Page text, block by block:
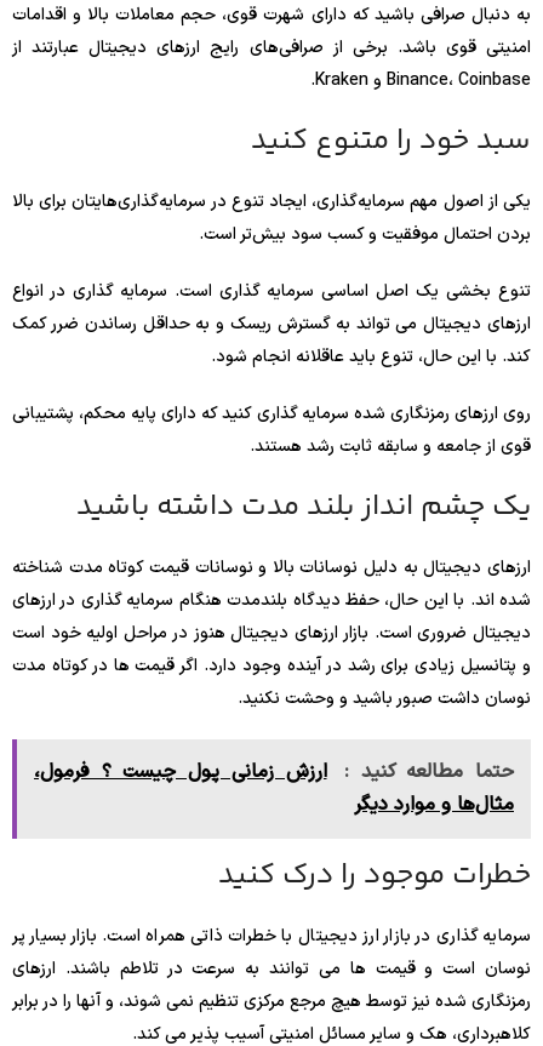
به دنبال صرافی باشید که دارای شهرت قوی، حجم معاملات بالا و اقدامات
امنیتی قوی باشد. برخی از صرافی‌های رایج ارزهای دیجیتال عبارتند از
Binance، Coinbase و Kraken.
سبد خود را متنوع کنید
یکی از اصول مهم سرمایه‌گذاری، ایجاد تنوع در سرمایه‌گذاری‌هایتان برای بالا
بردن احتمال موفقیت و کسب سود بیش‌تر است.
تنوع بخشی یک اصل اساسی سرمایه گذاری است. سرمایه گذاری در انواع
ارزهای دیجیتال می تواند به گسترش ریسک و به حداقل رساندن ضرر کمک
کند. با این حال، تنوع باید عاقلانه انجام شود.
روی ارزهای رمزنگاری شده سرمایه گذاری کنید که دارای پایه محکم، پشتیبانی
قوی از جامعه و سابقه ثابت رشد هستند.
یک چشم انداز بلند مدت داشته باشید
ارزهای دیجیتال به دلیل نوسانات بالا و نوسانات قیمت کوتاه مدت شناخته
شده اند. با این حال، حفظ دیدگاه بلندمدت هنگام سرمایه گذاری در ارزهای
دیجیتال ضروری است. بازار ارزهای دیجیتال هنوز در مراحل اولیه خود است
و پتانسیل زیادی برای رشد در آینده وجود دارد. اگر قیمت ها در کوتاه مدت
نوسان داشت صبور باشید و وحشت نکنید.
حتما مطالعه کنید :
ارزش زمانی پول چیست ؟ فرمول،
مثال‌ها و موارد دیگر
خطرات موجود را درک کنید
سرمایه گذاری در بازار ارز دیجیتال با خطرات ذاتی همراه است. بازار بسیار پر
نوسان است و قیمت ها می توانند به سرعت در تلاطم باشند. ارزهای
رمزنگاری شده نیز توسط هیچ مرجع مرکزی تنظیم نمی شوند، و آنها را در برابر
کلاهبرداری، هک و سایر مسائل امنیتی آسیب پذیر می کند.